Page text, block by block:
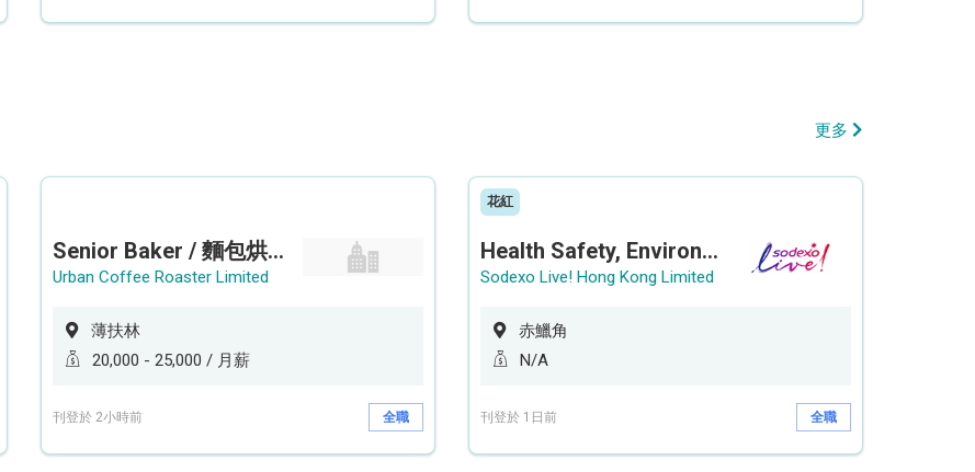
更多
Senior Baker / 麵包烘焙師 (工作地點: 薄扶林鄰近港鐵香港大學站 HKU Station）
Urban Coffee Roaster Limited
薄扶林
20,000 - 25,000 / 月薪
刊登於 2小時前 全職
花紅
Health Safety, Environment & Quality Assurance Officer (Maternity cover – 5 months contract)
Sodexo Live! Hong Kong Limited
赤鱲角
N/A
刊登於 1日前 全職